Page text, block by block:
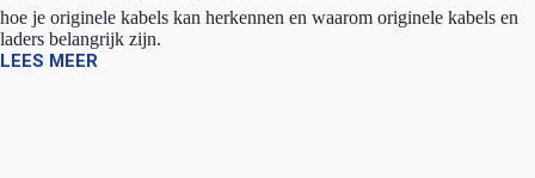
hoe je originele kabels kan herkennen en waarom originele kabels en
laders belangrijk zijn.
LEES MEER